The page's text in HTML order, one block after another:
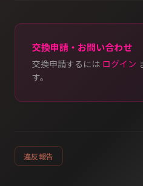
交換申請・お問い合わせ
交換申請するには ログイン
す。
違反報告